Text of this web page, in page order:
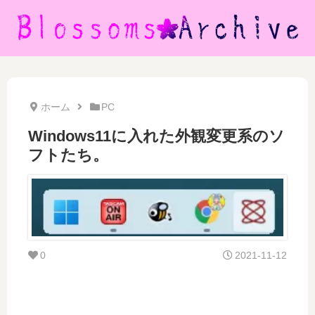
ホーム PC
Windows11に入れた外観変更系のソ
フトたち。
0 2021-11-12